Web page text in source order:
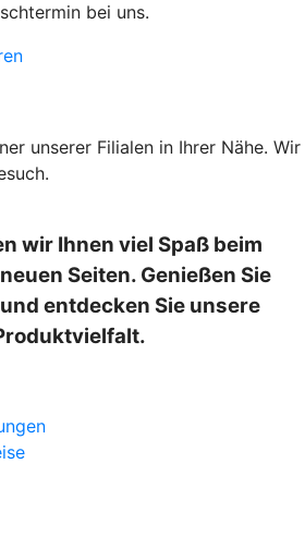
bei uns.
unserer Filialen in Ihrer Nähe. Wir
wir Ihnen viel Spaß beim
Seiten. Genießen Sie
entdecken Sie unsere